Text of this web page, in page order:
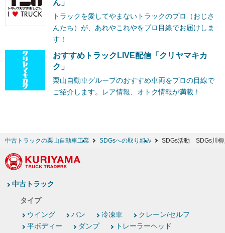
ん」
トラックを愛してやまないトラックのプロ（おじさ
んたち）が、あれやこれやをプロ目線でお届けしま
す！
おすすめトラックLIVE配信「クリヤマキカ
ク」
栗山自動車グループのおすすめ車両をプロの目線で
ご紹介します。レア情報、オトク情報が満載！
中古トラックの栗山自動車工業 SDGsへの取り組み SDGs活動 SDGs川柳
中古トラック
タイプ
ウイング
バン 冷凍車
クレーン/セルフ
平ボディー
ダンプ
トレーラーヘッド